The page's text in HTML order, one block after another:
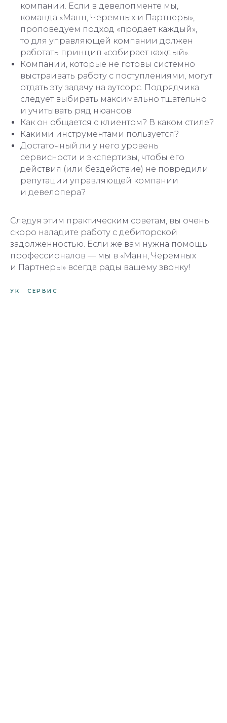
компании. Если в девелопменте мы,
команда «Манн, Черемных и Партнеры»,
проповедуем подход «продает каждый»,
то для управляющей компании должен
работать принцип «собирает каждый».
Компании, которые не готовы системно
выстраивать работу с поступлениями, могут
отдать эту задачу на аутсорс. Подрядчика
следует выбирать максимально тщательно
и учитывать ряд нюансов:
Как он общается с клиентом? В каком стиле?
Какими инструментами пользуется?
Достаточный ли у него уровень
сервисности и экспертизы, чтобы его
действия (или бездействие) не повредили
репутации управляющей компании
и девелопера?
Следуя этим практическим советам, вы очень
скоро наладите работу с дебиторской
задолженностью. Если же вам нужна помощь
профессионалов — мы в «Манн, Черемных
и Партнеры» всегда рады вашему звонку!
УК СЕРВИС